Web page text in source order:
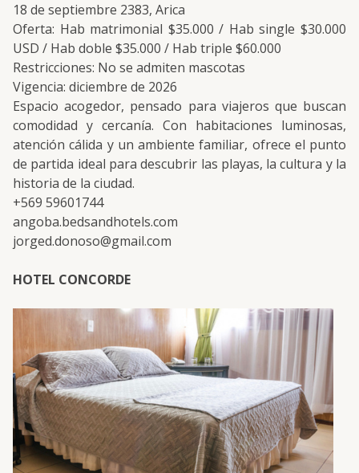
18 de septiembre 2383, Arica
Oferta: Hab matrimonial $35.000 / Hab single $30.000
USD / Hab doble $35.000 / Hab triple $60.000
Restricciones: No se admiten mascotas
Vigencia: diciembre de 2026
Espacio acogedor, pensado para viajeros que buscan
comodidad y cercanía. Con habitaciones luminosas,
atención cálida y un ambiente familiar, ofrece el punto
de partida ideal para descubrir las playas, la cultura y la
historia de la ciudad.
+569 59601744
angoba.bedsandhotels.com
jorged.donoso@gmail.com
HOTEL CONCORDE